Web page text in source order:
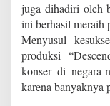
juga dihadiri oleh
ini berhasil meraih
Menyusul
produksi
konser di
karena banyaknya